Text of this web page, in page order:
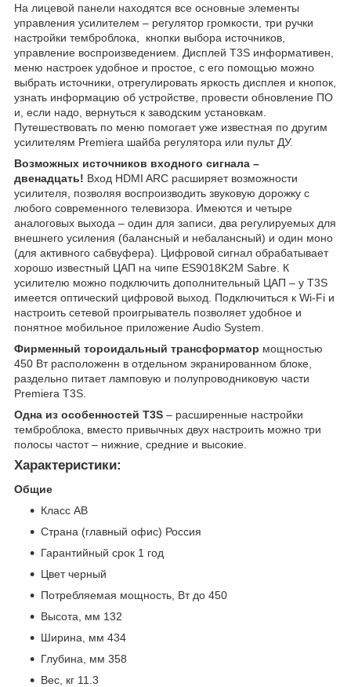
На лицевой панели находятся все основные элементы
управления усилителем – регулятор громкости, три ручки
настройки темброблока, кнопки выбора источников,
управление воспроизведением. Дисплей T3S информативен,
меню настроек удобное и простое, с его помощью можно
выбрать источники, отрегулировать яркость дисплея и кнопок,
узнать информацию об устройстве, провести обновление ПО
и, если надо, вернуться к заводским установкам.
Путешествовать по меню помогает уже известная по другим
усилителям Premiera шайба регулятора или пульт ДУ.
Возможных источников входного сигнала –
двенадцать! Вход HDMI ARC расширяет возможности
усилителя, позволяя воспроизводить звуковую дорожку с
любого современного телевизора. Имеются и четыре
аналоговых выхода – один для записи, два регулируемых для
внешнего усиления (балансный и небалансный) и один моно
(для активного сабвуфера). Цифровой сигнал обрабатывает
хорошо известный ЦАП на чипе ES9018K2M Sabre. К
усилителю можно подключить дополнительный ЦАП – у T3S
имеется оптический цифровой выход. Подключиться к Wi-Fi и
настроить сетевой проигрыватель позволяет удобное и
понятное мобильное приложение Audio System.
Фирменный тороидальный трансформатор мощностью
450 Вт расположенн в отдельном экранированном блоке,
раздельно питает ламповую и полупроводниковую части
Premiera T3S.
Одна из особенностей T3S – расширенные настройки
темброблока, вместо привычных двух настроить можно три
полосы частот – нижние, средние и высокие.
Характеристики:
Общие
Класс AB
Страна (главный офис) Россия
Гарантийный срок 1 год
Цвет черный
Потребляемая мощность, Вт до 450
Высота, мм 132
Ширина, мм 434
Глубина, мм 358
Вес, кг 11.3